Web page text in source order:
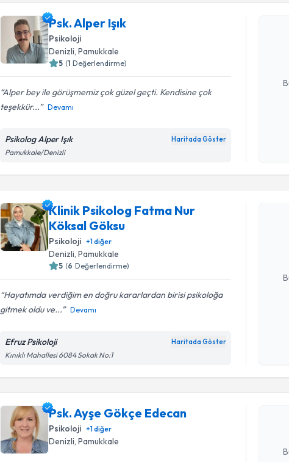
Psk. Alper Işık
Psikoloji
Denizli, Pamukkale
5 (1 Değerlendirme)
Alper bey ile görüşmemiz çok güzel geçti. Kendisine çok
teşekkür...
Devamı
Psikolog Alper Işık Haritada Göster
Pamukkale/Denizli
Psk. Alper
Klinik Psikolog Fatma Nur
Köksal Göksu
Psikoloji +1diğer
Denizli, Pamukkale
5 (6 Değerlendirme)
Hayatımda verdiğim en doğru kararlardan birisi psikoloğa
gitmek oldu ve...
Devamı
Efruz Psikoloji Haritada Göster
Kınıklı Mahallesi 6084 Sokak No:1
Randevu
Psk. Ayşe Gökçe Edecan
Psikoloji +1diğer
Denizli, Pamukkale